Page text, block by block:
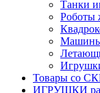
Танки
Роботы
Машины
Товары со
ИГРУШКИ